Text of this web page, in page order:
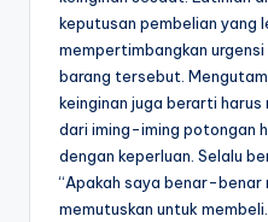
keputusan pembelian yang
mempertimbangkan
barang tersebut.
keinginan juga berarti harus
dari iming-iming potongan
dengan keperluan. Selalu
“Apakah saya benar-benar
memutuskan untuk membeli.